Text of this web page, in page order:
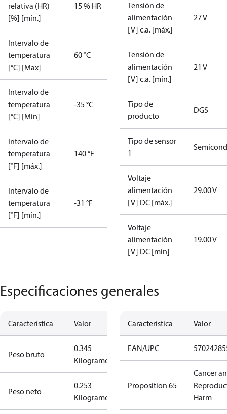
relativa (HR)
[%] [mín.]
15 % HR
Intervalo de
temperatura
[°C] [Max]
60 °C
Intervalo de
temperatura
[°C] [Min]
-35 °C
Intervalo de
temperatura
[°F] [máx.]
140 °F
Intervalo de
temperatura
[°F] [mín.]
-31 °F
Tensión de
alimentación
[V] c.a. [máx.]
27 V
Tensión de
alimentación
[V] c.a. [mín.]
21 V
Tipo de
producto
DGS
Tipo de sensor
1
Voltaje
alimentación
[V] DC [máx.]
29.00 V
Voltaje
alimentación
[V] DC [min]
19.00 V
Especificaciones generales
Característica Valor
Peso bruto
0.345
Kilogramo
Peso neto
0.253
Kilogramo
Característica Valor
EAN/UPC
Proposition 65
Cancer
Harm